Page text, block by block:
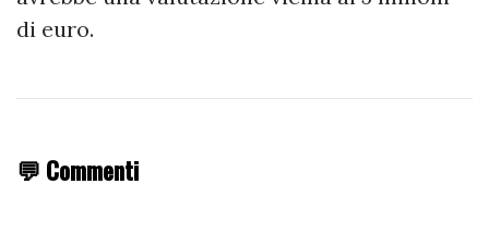
di euro.
💬 Commenti